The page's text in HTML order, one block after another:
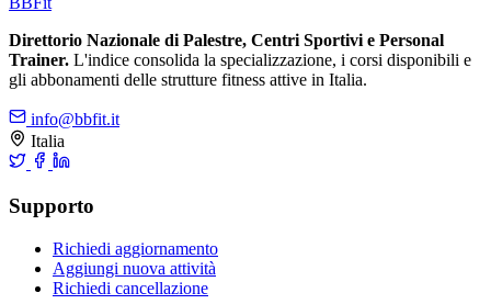
Direttorio Nazionale di Palestre, Centri Sportivi e Personal
Trainer. L'indice consolida la specializzazione, i corsi disponibili e
gli abbonamenti delle strutture fitness attive in Italia.
info@bbfit.it
Italia
Supporto
Richiedi aggiornamento
Aggiungi nuova attività
Richiedi cancellazione